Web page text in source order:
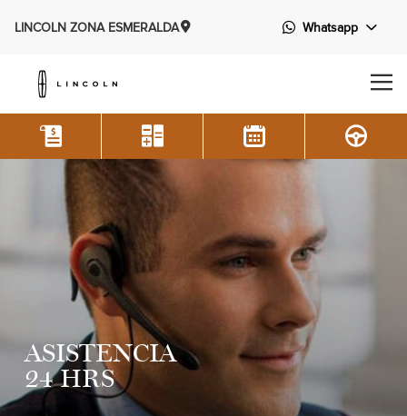
LINCOLN ZONA ESMERALDA Whatsapp
ASISTENCIA
24 HRS